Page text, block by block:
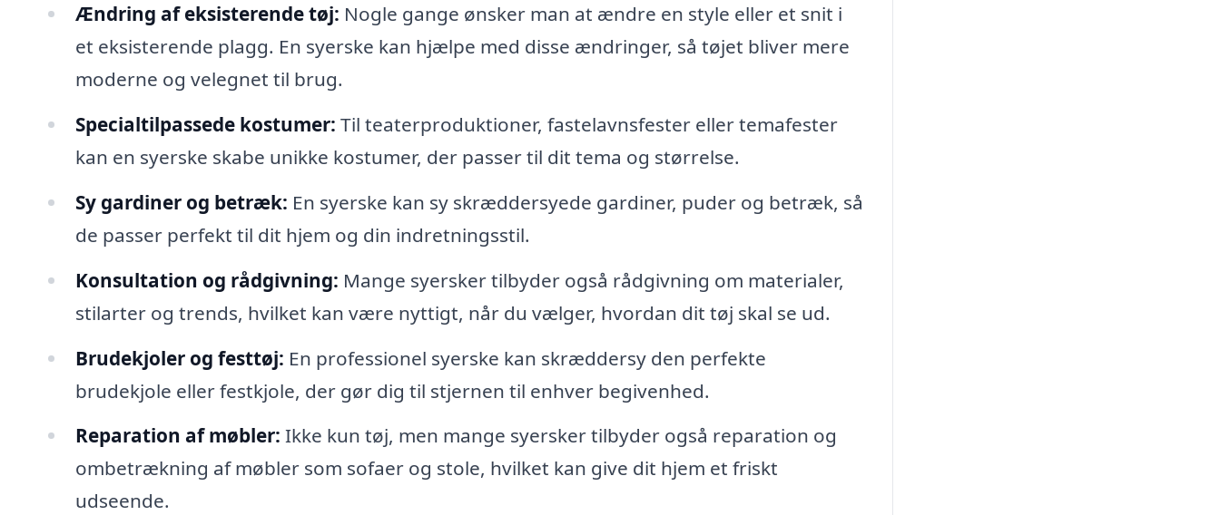
Ændring af eksisterende tøj: Nogle gange ønsker man at ændre en style eller et snit i
et eksisterende plagg. En syerske kan hjælpe med disse ændringer, så tøjet bliver mere
moderne og velegnet til brug.
Specialtilpassede kostumer: Til teaterproduktioner, fastelavnsfester eller temafester
kan en syerske skabe unikke kostumer, der passer til dit tema og størrelse.
Sy gardiner og betræk: En syerske kan sy skræddersyede gardiner, puder og betræk, så
de passer perfekt til dit hjem og din indretningsstil.
Konsultation og rådgivning: Mange syersker tilbyder også rådgivning om materialer,
stilarter og trends, hvilket kan være nyttigt, når du vælger, hvordan dit tøj skal se ud.
Brudekjoler og festtøj: En professionel syerske kan skræddersy den perfekte
brudekjole eller festkjole, der gør dig til stjernen til enhver begivenhed.
Reparation af møbler: Ikke kun tøj, men mange syersker tilbyder også reparation og
ombetrækning af møbler som sofaer og stole, hvilket kan give dit hjem et friskt
udseende.